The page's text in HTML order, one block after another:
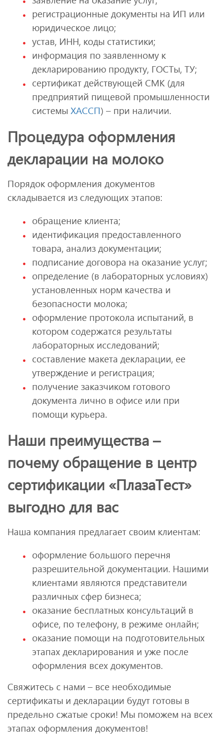
регистрационные документы на ИП или
юридическое лицо;
устав, ИНН, коды статистики;
информация по заявленному к
декларированию продукту, ГОСТы, ТУ;
сертификат действующей СМК (для
предприятий пищевой промышленности
системы ХАССП) – при наличии.
Процедура оформления
декларации на молоко
Порядок оформления документов
складывается из следующих этапов:
обращение клиента;
идентификация предоставленного
товара, анализ документации;
подписание договора на оказание услуг;
определение (в лабораторных условиях)
установленных норм качества и
безопасности молока;
оформление протокола испытаний, в
котором содержатся результаты
лабораторных исследований;
составление макета декларации, ее
утверждение и регистрация;
получение заказчиком готового
документа лично в офисе или при
помощи курьера.
Наши преимущества –
почему обращение в центр
сертификации «ПлазаТест»
выгодно для вас
Наша компания предлагает своим клиентам:
оформление большого перечня
разрешительной документации. Нашими
клиентами являются представители
различных сфер бизнеса;
оказание бесплатных консультаций в
офисе, по телефону, в режиме онлайн;
оказание помощи на подготовительных
этапах декларирования и уже после
оформления всех документов.
Свяжитесь с нами – все необходимые
сертификаты и декларации будут готовы в
предельно сжатые сроки! Мы поможем на всех
этапах оформления документов!